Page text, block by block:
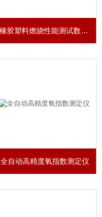
橡胶塑料燃烧性能测试数显氧指数测定仪
全自动高精度氧指数测定仪